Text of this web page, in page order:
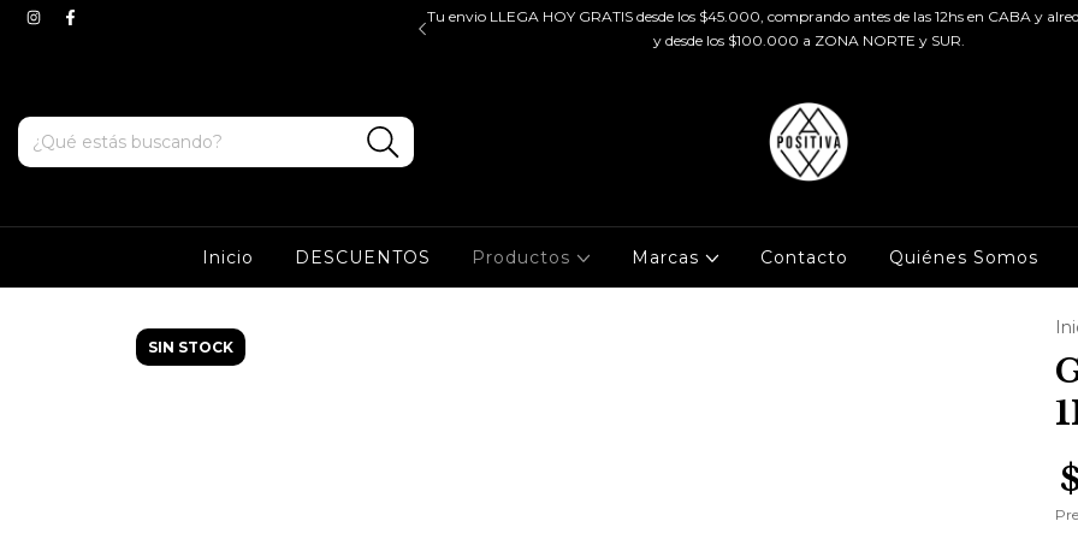
valido para ZONA OESTE y CABA. Tenes ENVIOS
Tu envio LLEGA HOY GRATIS desde los $45.000, comprando antes de las 12hs en CABA y
y desde los $100.000 a ZONA NORTE y SUR.
Inicio DESCUENTOS Productos Marcas Contacto Quiénes Somos
SIN STOCK